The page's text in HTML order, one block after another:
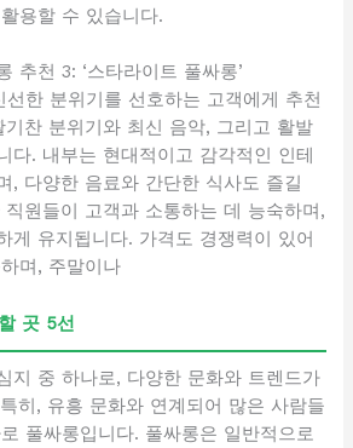
용할 수 있습니다.
추천 3: ‘스타라이트 풀싸롱’
한 분위기를 선호하는 고객에게 추천
찬 분위기와 최신 음악, 그리고 활발
다. 내부는 현대적이고 감각적인 인테
, 다양한 음료와 간단한 식사도 즐길
원들이 고객과 소통하는 데 능숙하며,
게 유지됩니다. 가격도 경쟁력이 있어
며, 주말이나
곳 5선
지 중 하나로, 다양한 문화와 트렌드가
히, 유흥 문화와 연계되어 많은 사람들
풀싸롱입니다. 풀싸롱은 일반적으로